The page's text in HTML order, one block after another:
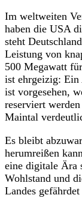
Im weltweiten
haben die USA
steht
Leistung von
500 Megawatt
ist ehrgeizig: Ein
ist vorgesehen,
reserviert
Maintal
Es bleibt
herumreißen
eine digitale Ära
Wohlstand und
Landes